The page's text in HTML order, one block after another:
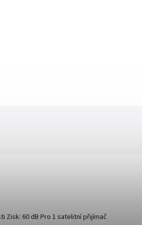
Zisk: 60 dB Pro 1 satelitní přijímač